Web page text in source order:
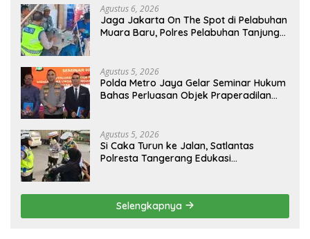
Davidson Bekas.
Agustus 6, 2026
Jaga Jakarta On The Spot di Pelabuhan
Muara Baru, Polres Pelabuhan Tanjung
Agustus 5, 2026
Polda Metro Jaya Gelar Seminar Hukum
Bahas Perluasan Objek Praperadilan
Agustus 5, 2026
Si Caka Turun ke Jalan, Satlantas
Polresta Tangerang Edukasi
Selengkapnya